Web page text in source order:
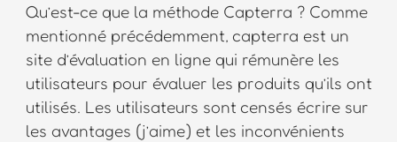
Qu’est-ce que la méthode Capterra ? Comme
mentionné précédemment, capterra est un
site d’évaluation en ligne qui rémunère les
utilisateurs pour évaluer les produits qu’ils ont
utilisés. Les utilisateurs sont censés écrire sur
les avantages (j’aime) et les inconvénients